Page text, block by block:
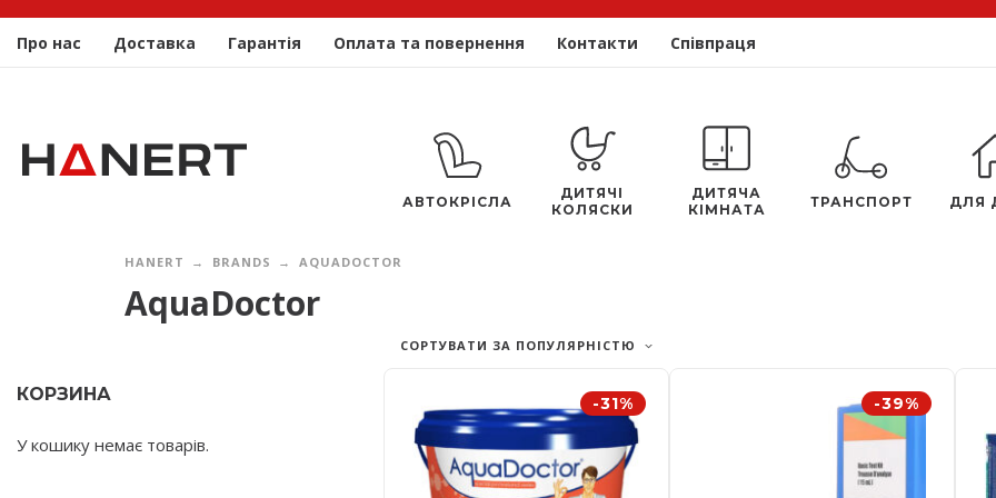
Про нас Доставка Гарантія Оплата та повернення Контакти Співпраця
АВТОКРІСЛА
ДИТЯЧІ
КОЛЯСКИ
ДИТЯЧА
КІМНАТА
ТРАНСПОРТ ДЛЯ
HANERT BRANDS AQUADOCTOR
AquaDoctor
СОРТУВАТИ ЗА ПОПУЛЯРНІСТЮ
КОРЗИНА
У кошику немає товарів.
-31% -39%